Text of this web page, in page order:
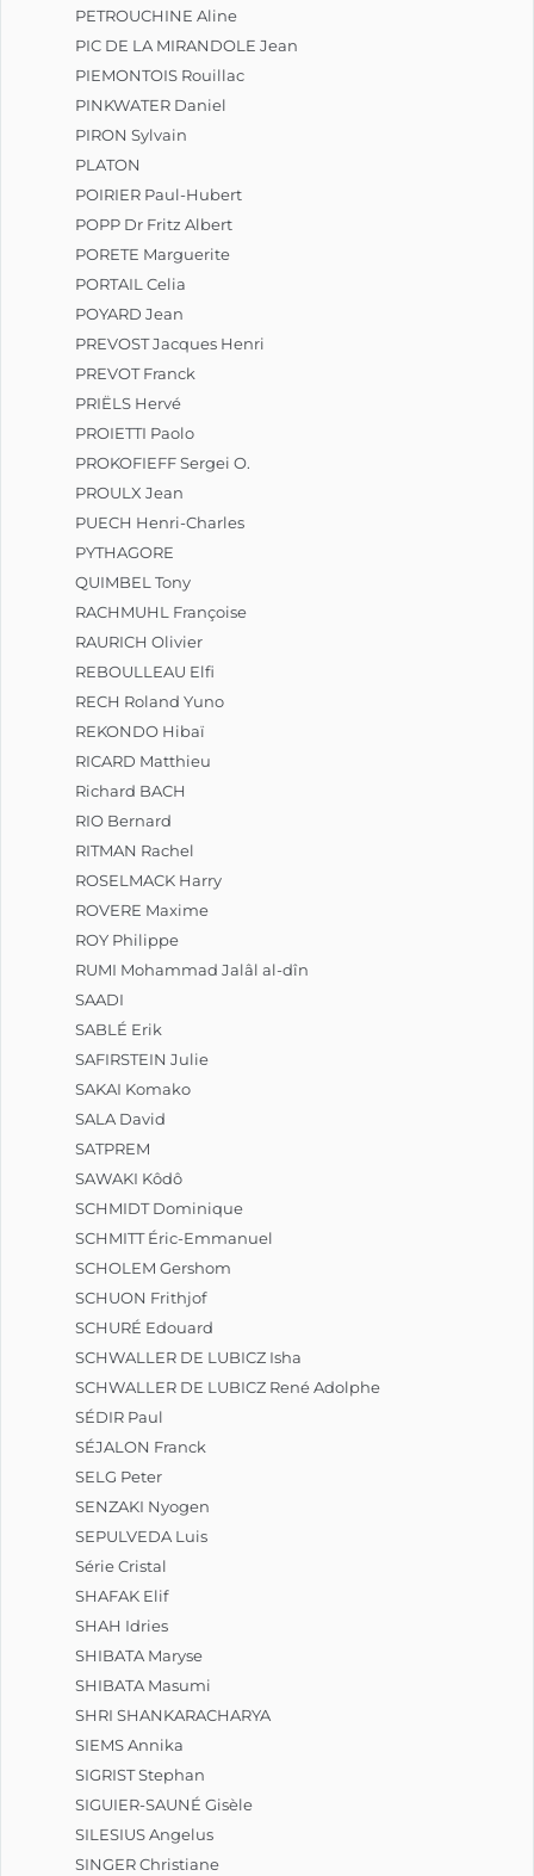
PETROUCHINE Aline
PIC DE LA MIRANDOLE Jean
PIEMONTOIS Rouillac
PINKWATER Daniel
PIRON Sylvain
PLATON
POIRIER Paul-Hubert
POPP Dr Fritz Albert
PORETE Marguerite
PORTAIL Celia
POYARD Jean
PREVOST Jacques Henri
PREVOT Franck
PRIËLS Hervé
PROIETTI Paolo
PROKOFIEFF Sergei O.
PROULX Jean
PUECH Henri-Charles
PYTHAGORE
QUIMBEL Tony
RACHMUHL Françoise
RAURICH Olivier
REBOULLEAU Elfi
RECH Roland Yuno
REKONDO Hibaï
RICARD Matthieu
Richard BACH
RIO Bernard
RITMAN Rachel
ROSELMACK Harry
ROVERE Maxime
ROY Philippe
RUMI Mohammad Jalâl al-dîn
SAADI
SABLÉ Erik
SAFIRSTEIN Julie
SAKAI Komako
SALA David
SATPREM
SAWAKI Kôdô
SCHMIDT Dominique
SCHMITT Éric-Emmanuel
SCHOLEM Gershom
SCHUON Frithjof
SCHURÉ Edouard
SCHWALLER DE LUBICZ Isha
SCHWALLER DE LUBICZ René Adolphe
SÉDIR Paul
SÉJALON Franck
SELG Peter
SENZAKI Nyogen
SEPULVEDA Luis
Série Cristal
SHAFAK Elif
SHAH Idries
SHIBATA Maryse
SHIBATA Masumi
SHRI SHANKARACHARYA
SIEMS Annika
SIGRIST Stephan
SIGUIER-SAUNÉ Gisèle
SILESIUS Angelus
SINGER Christiane